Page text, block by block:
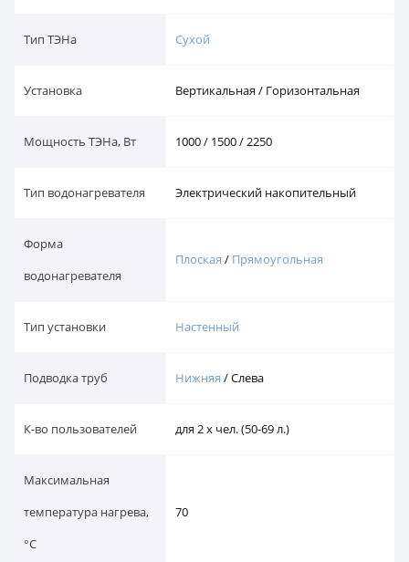
Тип ТЭНа Сухой
Установка Вертикальная / Горизонтальная
Мощность ТЭНа, Вт 1000 / 1500 / 2250
Тип водонагревателя Электрический накопительный
Форма
водонагревателя
Плоская / Прямоугольная
Тип установки Настенный
Подводка труб Нижняя / Слева
К-во пользователей для 2 х чел. (50-69 л.)
Максимальная
температура нагрева,
°С
70